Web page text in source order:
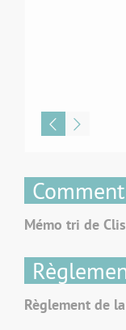
Mémo tri de
Règlement de